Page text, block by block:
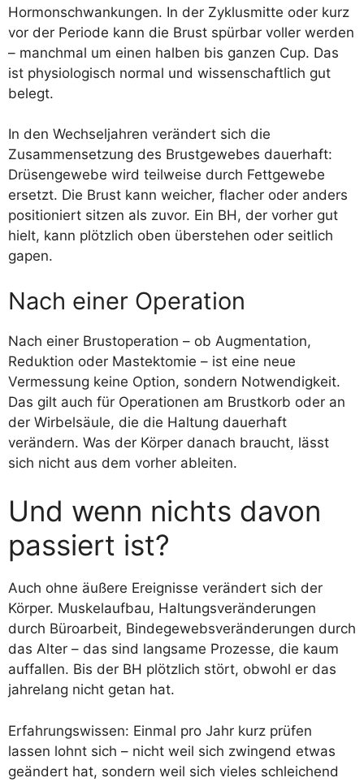
Hormonschwankungen. In der Zyklusmitte oder kurz
vor der Periode kann die Brust spürbar voller werden
– manchmal um einen halben bis ganzen Cup. Das
ist physiologisch normal und wissenschaftlich gut
belegt.
In den Wechseljahren verändert sich die
Zusammensetzung des Brustgewebes dauerhaft:
Drüsengewebe wird teilweise durch Fettgewebe
ersetzt. Die Brust kann weicher, flacher oder anders
positioniert sitzen als zuvor. Ein BH, der vorher gut
hielt, kann plötzlich oben überstehen oder seitlich
gapen.
Nach einer Operation
Nach einer Brustoperation – ob Augmentation,
Reduktion oder Mastektomie – ist eine neue
Vermessung keine Option, sondern Notwendigkeit.
Das gilt auch für Operationen am Brustkorb oder an
der Wirbelsäule, die die Haltung dauerhaft
verändern. Was der Körper danach braucht, lässt
sich nicht aus dem vorher ableiten.
Und wenn nichts davon
passiert ist?
Auch ohne äußere Ereignisse verändert sich der
Körper. Muskelaufbau, Haltungsveränderungen
durch Büroarbeit, Bindegewebsveränderungen durch
das Alter – das sind langsame Prozesse, die kaum
auffallen. Bis der BH plötzlich stört, obwohl er das
jahrelang nicht getan hat.
Erfahrungswissen: Einmal pro Jahr kurz prüfen
lassen lohnt sich – nicht weil sich zwingend etwas
geändert hat, sondern weil sich vieles schleichend